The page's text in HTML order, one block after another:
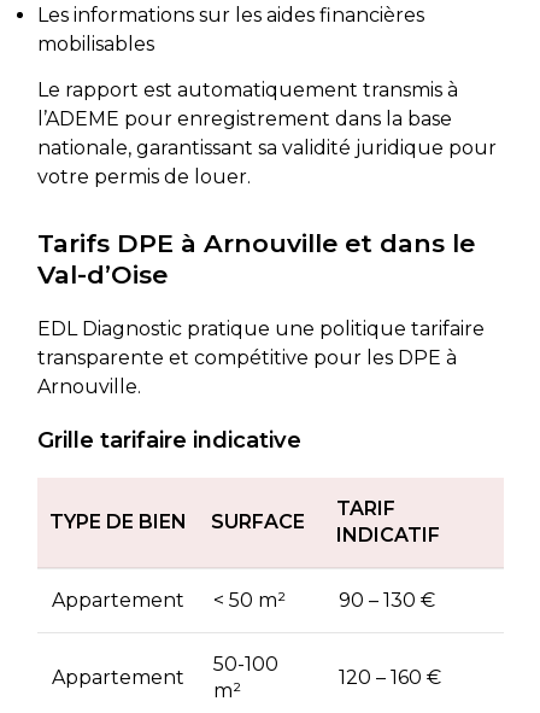
Les informations sur les aides financières
mobilisables
Le rapport est automatiquement transmis à
l’ADEME pour enregistrement dans la base
nationale, garantissant sa validité juridique pour
votre permis de louer.
Tarifs DPE à Arnouville et dans le
Val-d’Oise
EDL Diagnostic pratique une politique tarifaire
transparente et compétitive pour les DPE à
Arnouville.
Grille tarifaire indicative
TYPE DE BIEN SURFACE
TARIF
INDICATIF
Appartement < 50 m² 90 – 130 €
Appartement
50-100
m²
120 – 160 €